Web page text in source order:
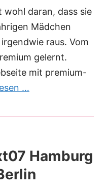
daran, dass sie
Mädchen
raus. Vom
gelernt.
mit premium-
…
Hamburg